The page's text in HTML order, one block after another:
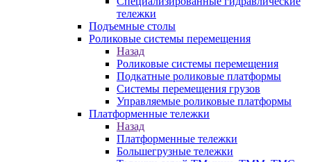
тележки
Подъемные столы
Роликовые системы перемещения
Назад
Роликовые системы перемещения
Подкатные роликовые платформы
Системы перемещения грузов
Управляемые роликовые платформы
Платформенные тележки
Назад
Платформенные тележки
Большегрузные тележки